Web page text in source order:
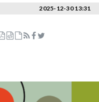
2025-12-30 13:31